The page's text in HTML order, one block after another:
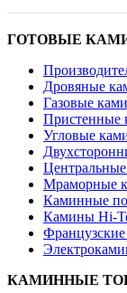
ГОТОВЫЕ
Дровяные
Газовые
Пристенные
Угловые
Мраморные
Каминные
Камины Hi-
КАМИННЫЕ